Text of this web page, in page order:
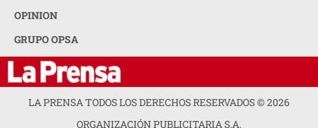
OPINION
GRUPO OPSA
LA PRENSA TODOS LOS DERECHOS RESERVADOS ©2026
ORGANIZACIÓN PUBLICITARIA S.A.